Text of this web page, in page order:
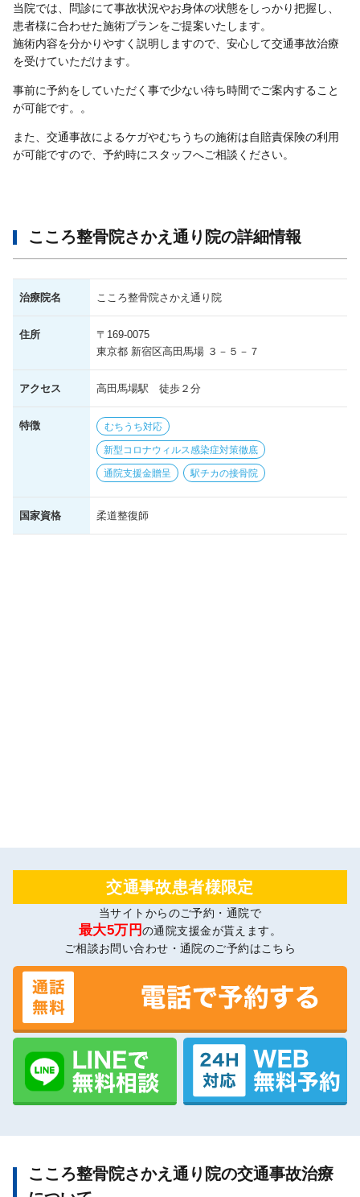
当院では、問診にて事故状況やお身体の状態をしっかり把握し、
患者様に合わせた施術プランをご提案いたします。
施術内容を分かりやすく説明しますので、安心して交通事故治療
を受けていただけます。
事前に予約をしていただく事で少ない待ち時間でご案内すること
が可能です。。
また、交通事故によるケガやむちうちの施術は自賠責保険の利用
が可能ですので、予約時にスタッフへご相談ください。
こころ整骨院さかえ通り院の詳細情報
治療院名 こころ整骨院さかえ通り院
住所
〒169-0075
東京都 新宿区高田馬場 ３－５－７
アクセス 高田馬場駅 徒歩２分
特徴 むちうち対応
新型コロナウィルス感染症対策徹底
通院支援金贈呈 駅チカの接骨院
国家資格 柔道整復師
交通事故患者様限定
当サイトからのご予約・通院で
最大5万円の通院支援金が貰えます。
ご相談お問い合わせ・通院のご予約はこちら
こころ整骨院さかえ通り院の交通事故治療